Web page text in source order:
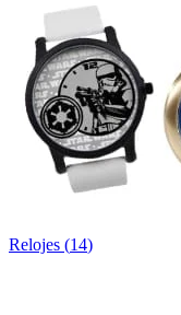
Relojes (14)